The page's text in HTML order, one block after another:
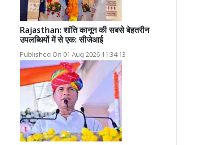
Rajasthan: शांति कानून की सबसे बेहतरीन
उपलब्धियों में से एक: सीजेआई
Published On 01 Aug 2026 11:34:13